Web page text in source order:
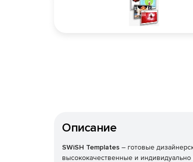
Описание
SWiSH Templates – готовые
высококачественные и